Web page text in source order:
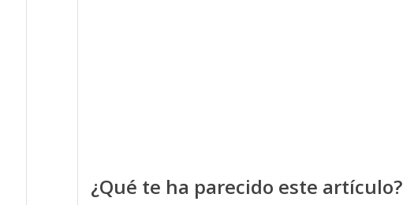
¿Qué te ha parecido este artículo?